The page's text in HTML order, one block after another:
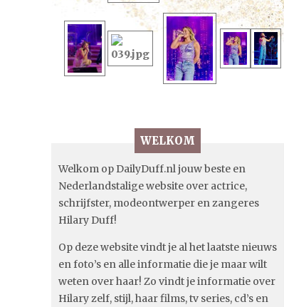
WELKOM
Welkom op DailyDuff.nl jouw beste en
Nederlandstalige website over actrice,
schrijfster, modeontwerper en zangeres
Hilary Duff!
Op deze website vindt je al het laatste nieuws
en foto’s en alle informatie die je maar wilt
weten over haar! Zo vindt je informatie over
Hilary zelf, stijl, haar films, tv series, cd’s en